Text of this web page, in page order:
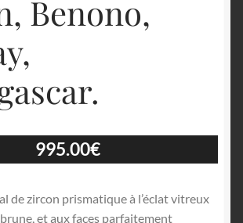
Benono,
995.00€
de zircon prismatique à l’éclat vitreux
et aux faces parfaitement